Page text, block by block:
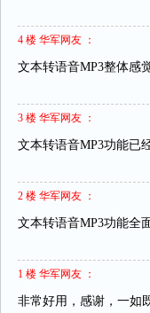
4 楼 华军网友 ：
文本转语音MP3整体感
3 楼 华军网友 ：
文本转语音MP3功能已
2 楼 华军网友 ：
文本转语音MP3功能全
1 楼 华军网友 ：
非常好用，感谢，一如